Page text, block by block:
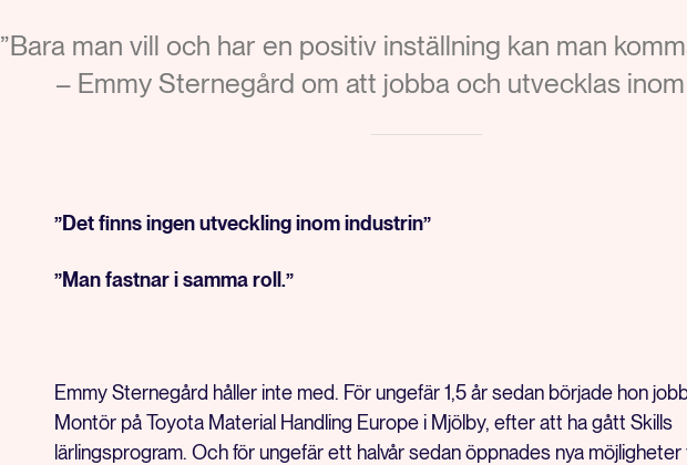
”Bara man vill och har en positiv inställning kan man
– Emmy Sternegård om att jobba och utvecklas
”Det finns ingen utveckling inom industrin”
”Man fastnar i samma roll.”
Emmy Sternegård håller inte med. För ungefär 1,5 år sedan började hon
Montör på Toyota Material Handling Europe i Mjölby, efter att ha gått Skills
lärlingsprogram. Och för ungefär ett halvår sedan öppnades nya möjligheter